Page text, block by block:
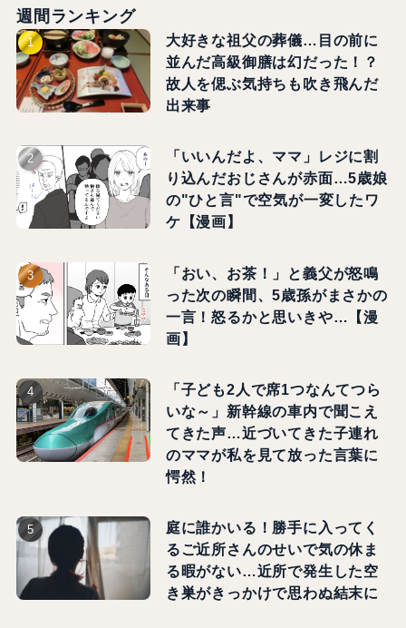
週間ランキング
大好きな祖父の葬儀…目の前に
並んだ高級御膳は幻だった！？
故人を偲ぶ気持ちも吹き飛んだ
出来事
「いいんだよ、ママ」レジに割
り込んだおじさんが赤面…5歳娘
の"ひと言"で空気が一変したワ
ケ【漫画】
「おい、お茶！」と義父が怒鳴
った次の瞬間、5歳孫がまさかの
一言！怒るかと思いきや…【漫
画】
「子ども2人で席1つなんてつら
いな～」新幹線の車内で聞こえ
てきた声…近づいてきた子連れ
のママが私を見て放った言葉に
愕然！
庭に誰かいる！勝手に入ってく
るご近所さんのせいで気の休ま
る暇がない…近所で発生した空
き巣がきっかけで思わぬ結末に